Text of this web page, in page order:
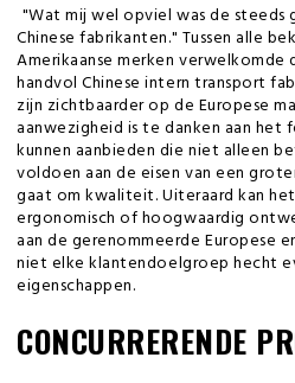
"Wat mij wel opviel was de steeds
Chinese fabrikanten." Tussen alle
Amerikaanse merken verwelkomde
handvol Chinese intern transport
zijn zichtbaarder op de Europese
aanwezigheid is te danken aan
kunnen aanbieden die niet alleen
voldoen aan de eisen van een
gaat om kwaliteit. Uiteraard kan
ergonomisch of hoogwaardig
aan de gerenommeerde Europese
niet elke klantendoelgroep hecht
eigenschappen.
CONCURRERENDE